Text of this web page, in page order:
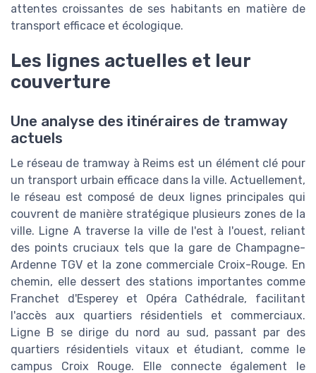
attentes croissantes de ses habitants en matière de
transport efficace et écologique.
Les lignes actuelles et leur
couverture
Une analyse des itinéraires de tramway
actuels
Le réseau de tramway à Reims est un élément clé pour
un transport urbain efficace dans la ville. Actuellement,
le réseau est composé de deux lignes principales qui
couvrent de manière stratégique plusieurs zones de la
ville. Ligne A traverse la ville de l'est à l'ouest, reliant
des points cruciaux tels que la gare de Champagne-
Ardenne TGV et la zone commerciale Croix-Rouge. En
chemin, elle dessert des stations importantes comme
Franchet d'Esperey et Opéra Cathédrale, facilitant
l'accès aux quartiers résidentiels et commerciaux.
Ligne B se dirige du nord au sud, passant par des
quartiers résidentiels vitaux et étudiant, comme le
campus Croix Rouge. Elle connecte également le